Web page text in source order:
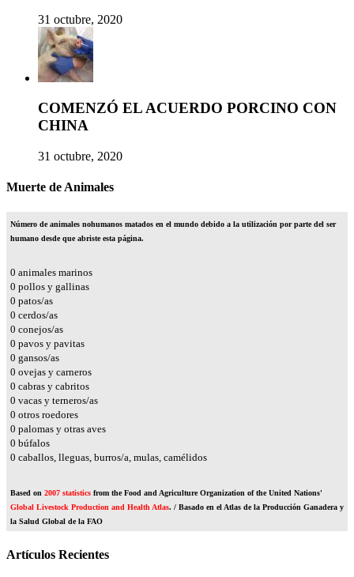
31 octubre, 2020
COMENZÓ EL ACUERDO PORCINO CON
CHINA
31 octubre, 2020
Muerte de Animales
Número de animales nohumanos matados en el mundo debido a la utilización por parte del ser
humano desde que abriste esta página.
0 animales marinos
0 pollos y gallinas
0 patos/as
0 cerdos/as
0 conejos/as
0 pavos y pavitas
0 gansos/as
0 ovejas y carneros
0 cabras y cabritos
0 vacas y terneros/as
0 otros roedores
0 palomas y otras aves
0 búfalos
0 caballos, lleguas, burros/a, mulas, camélidos
Based on 2007 statistics from the Food and Agriculture Organization of the United Nations'
Global Livestock Production and Health Atlas. / Basado en el Atlas de la Producción Ganadera y
la Salud Global de la FAO
Artículos Recientes